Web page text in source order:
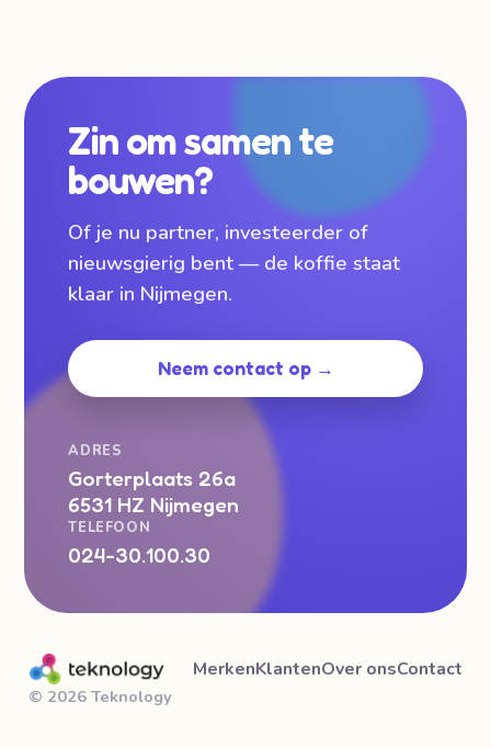
Zin om samen te
bouwen?
Of je nu partner, investeerder of
nieuwsgierig bent — de koffie staat
klaar in Nijmegen.
Neem contact op →
ADRES
Gorterplaats 26a
6531 HZ Nijmegen
TELEFOON
024-30.100.30
MerkenKlantenOver onsContact
© 2026 Teknology